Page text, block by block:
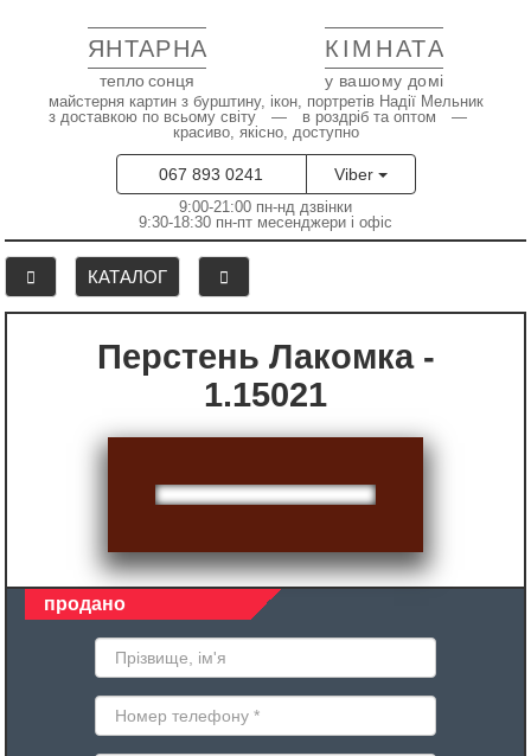
ЯНТАРНА КІМНАТА
тепло сонця у вашому домі
майстерня картин з бурштину, ікон, портретів Надії Мельник
з доставкою по всьому світу — в роздріб та оптом —
красиво, якісно, доступно
067 893 0241 Viber
9:00-21:00 пн-нд дзвінки
9:30-18:30 пн-пт месенджери і офіс
КАТАЛОГ
Перстень Лакомка -
1.15021
продано